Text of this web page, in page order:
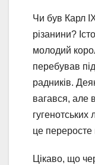
Чи був Карл
різанини?
молодий
перебував
радників.
вагався, але
це переросте
Цікаво, що